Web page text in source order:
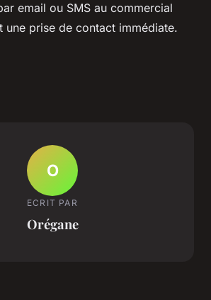
email ou SMS au commercial
une prise de contact immédiate.
O
ECRIT PAR
Orégane